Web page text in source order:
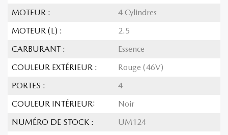
MOTEUR :
4 Cylindres
MOTEUR (L) :
2.5
CARBURANT :
Essence
COULEUR EXTÉRIEUR :
Rouge (46V)
PORTES :
4
COULEUR INTÉRIEUR:
Noir
NUMÉRO DE STOCK :
UM124